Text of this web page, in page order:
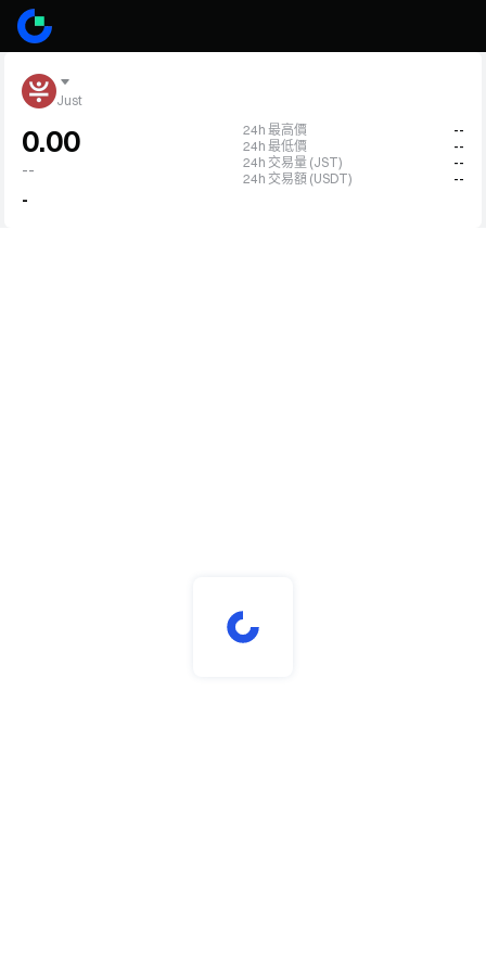
Just
0.00
--
-
24h 最高價
--
24h 最低價
--
24h 交易量 (JST)
--
24h 交易額 (USDT)
--